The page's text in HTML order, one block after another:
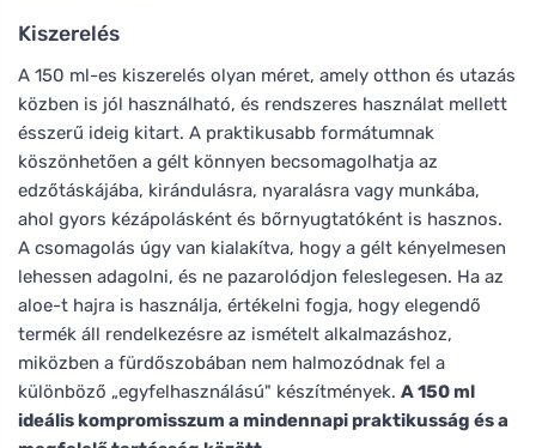
Kiszerelés
A 150 ml-es kiszerelés olyan méret, amely otthon és utazás
közben is jól használható, és rendszeres használat mellett
ésszerű ideig kitart. A praktikusabb formátumnak
köszönhetően a gélt könnyen becsomagolhatja az
edzőtáskájába, kirándulásra, nyaralásra vagy munkába,
ahol gyors kézápolásként és bőrnyugtatóként is hasznos.
A csomagolás úgy van kialakítva, hogy a gélt kényelmesen
lehessen adagolni, és ne pazarolódjon feleslegesen. Ha az
aloe-t hajra is használja, értékelni fogja, hogy elegendő
termék áll rendelkezésre az ismételt alkalmazáshoz,
miközben a fürdőszobában nem halmozódnak fel a
különböző „egyfelhasználású" készítmények. A 150 ml
ideális kompromisszum a mindennapi praktikusság és a